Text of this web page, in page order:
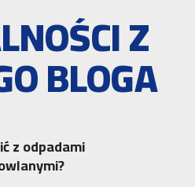
Z
BLOGA
z odpadami